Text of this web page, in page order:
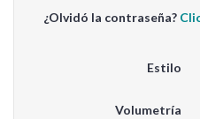
¿Olvidó la contraseña?
Estilo
Volumetría